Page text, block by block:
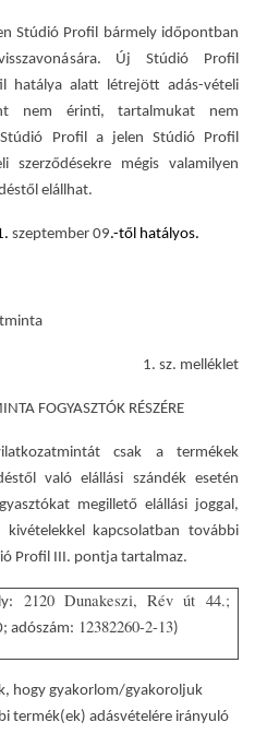
Stúdió Profil bármely időpontban
Új Stúdió Profil
hatálya alatt létrejött adás-vételi
nem érinti, tartalmukat nem
Profil a jelen Stúdió Profil
mégis valamilyen
elállhat.
szeptember 09.-től hatályos.
1. sz. melléklet
FOGYASZTÓK RÉSZÉRE
csak a termékek
való elállási szándék esetén
megillető elállási joggal,
kapcsolatban további
Profil III. pontja tartalmaz.
2120 Dunakeszi, Rév út 44.;
adószám: 12382260-2-13)
hogy gyakorlom/gyakoroljuk
termék(ek) adásvételére irányuló